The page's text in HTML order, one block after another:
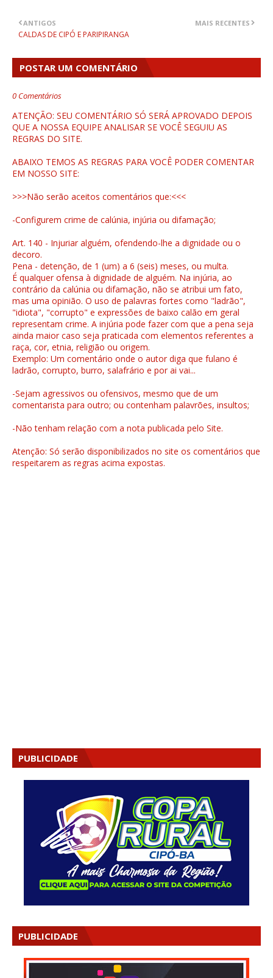
MAIS RECENTES
ANTIGOS
CALDAS DE CIPÓ E PARIPIRANGA
POSTAR UM COMENTÁRIO
0 Comentários
ATENÇÃO: SEU COMENTÁRIO SÓ SERÁ APROVADO DEPOIS
QUE A NOSSA EQUIPE ANALISAR SE VOCÊ SEGUIU AS
REGRAS DO SITE.
ABAIXO TEMOS AS REGRAS PARA VOCÊ PODER COMENTAR
EM NOSSO SITE:
>>>Não serão aceitos comentários que:<<<
-Configurem crime de calúnia, injúria ou difamação;
Art. 140 - Injuriar alguém, ofendendo-lhe a dignidade ou o
decoro.
Pena - detenção, de 1 (um) a 6 (seis) meses, ou multa.
É qualquer ofensa à dignidade de alguém. Na injúria, ao
contrário da calúnia ou difamação, não se atribui um fato,
mas uma opinião. O uso de palavras fortes como "ladrão",
"idiota", "corrupto" e expressões de baixo calão em geral
representam crime. A injúria pode fazer com que a pena seja
ainda maior caso seja praticada com elementos referentes a
raça, cor, etnia, religião ou origem.
Exemplo: Um comentário onde o autor diga que fulano é
ladrão, corrupto, burro, salafrário e por ai vai...
-Sejam agressivos ou ofensivos, mesmo que de um
comentarista para outro; ou contenham palavrões, insultos;
-Não tenham relação com a nota publicada pelo Site.
Atenção: Só serão disponibilizados no site os comentários que
respeitarem as regras acima expostas.
PUBLICIDADE
PUBLICIDADE